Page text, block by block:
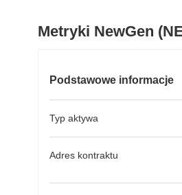
Metryki NewGen
Podstawowe informacje
Typ aktywa
Adres kontraktu